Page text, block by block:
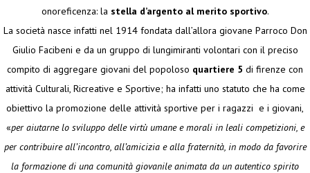
onoreficenza: la stella d’argento al merito sportivo.
La società nasce infatti nel 1914 fondata dall’allora giovane Parroco Don
Giulio Facibeni e da un gruppo di lungimiranti volontari con il preciso
compito di aggregare giovani del popoloso quartiere 5 di firenze con
attività Culturali, Ricreative e Sportive; ha infatti uno statuto che ha come
obiettivo la promozione delle attività sportive per i ragazzi e i giovani,
«per aiutarne lo sviluppo delle virtù umane e morali in leali competizioni, e
per contribuire all’incontro, all’amicizia e alla fraternità, in modo da favorire
la formazione di una comunità giovanile animata da un autentico spirito